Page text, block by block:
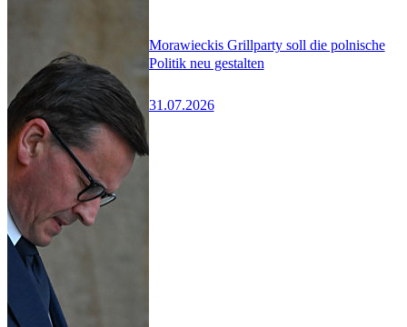
Morawieckis Grillparty soll die polnische
Politik neu gestalten
31.07.2026